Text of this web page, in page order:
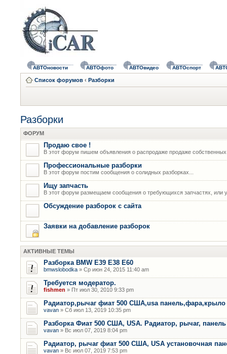
АВТОновости АВТОфото АВТОвидео АВТОспорт
Список форумов ‹ Разборки
Разборки
ФОРУМ
Продаю свое !
В этот форум пишем объявления о распродаже продаже
Профессиональные разборки
В этот форум постим сообщения о солидных разборках...
Ищу запчасть
В этот форум размещаем сообщения о требующихся запчастях, или
Обсуждение разборок с сайта
Заявки на добавление разборок
АКТИВНЫЕ ТЕМЫ
Разборка BMW E39 E38 E60
bmwslobodka » Ср июн 24, 2015 11:40 am
Требуется модератор.
fishmen » Пт июл 30, 2010 9:33 pm
Радиатор,рычаг фиат 500 США,usa панель,фара,крыло
vavan » Сб июл 13, 2019 10:35 pm
Разборка Фиат 500 США, USA. Радиатор, рычаг,
vavan » Вс июл 07, 2019 8:04 pm
Радиатор, рычаг фиат 500 США, USA установочная
vavan » Вс июл 07, 2019 7:53 pm